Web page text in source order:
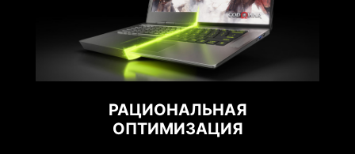
РАЦИОНАЛЬНАЯ
ОПТИМИЗАЦИЯ